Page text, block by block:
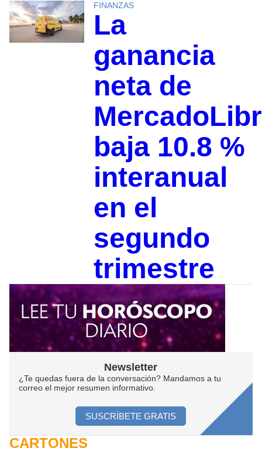
FINANZAS
La
ganancia
neta de
baja 10.8 %
interanual
en el
segundo
trimestre
Newsletter
¿Te quedas fuera de la conversación? Mandamos a tu
correo el mejor resumen informativo.
SUSCRÍBETE GRATIS
CARTONES